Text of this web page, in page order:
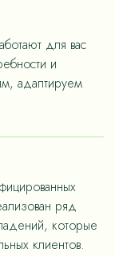
для вас
и
адаптируем
ряд
которые
клиентов.